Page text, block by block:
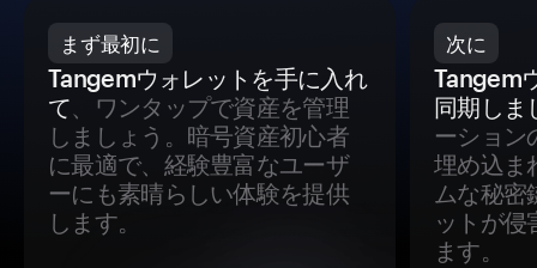
まず最初に
Tangemウォレットを手に入れ
て、ワンタップで資産を管理
しましょう。暗号資産初心者
に最適で、経験豊富なユーザ
ーにも素晴らしい体験を提供
します。
次に
Tangem
同期しま
ーション
埋め込ま
ムな秘密
ットが侵
ます。